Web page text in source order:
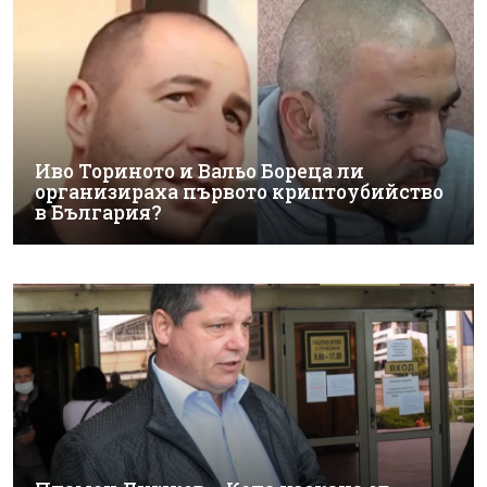
Иво Ториното и Вальо Бореца ли
организираха първото криптоубийство
в България?